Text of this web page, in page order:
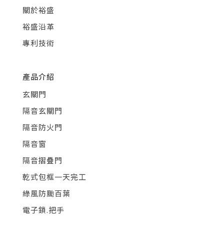
關於裕盛
裕盛沿革
專利技術
產品介紹
玄關門
隔音玄關門
隔音防火門
隔音窗
隔音摺疊門
乾式包框一天完工
綠風防颱百葉
電子鎖.把手